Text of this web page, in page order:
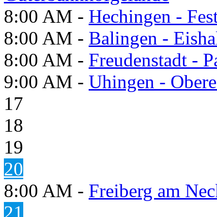
8:00 AM - Hechingen -
8:00 AM - Balingen -
8:00 AM - Freudenstadt -
9:00 AM - Uhingen -
17
18
19
20
8:00 AM - Freiberg am
21